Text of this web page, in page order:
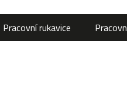
Pracovní rukavice